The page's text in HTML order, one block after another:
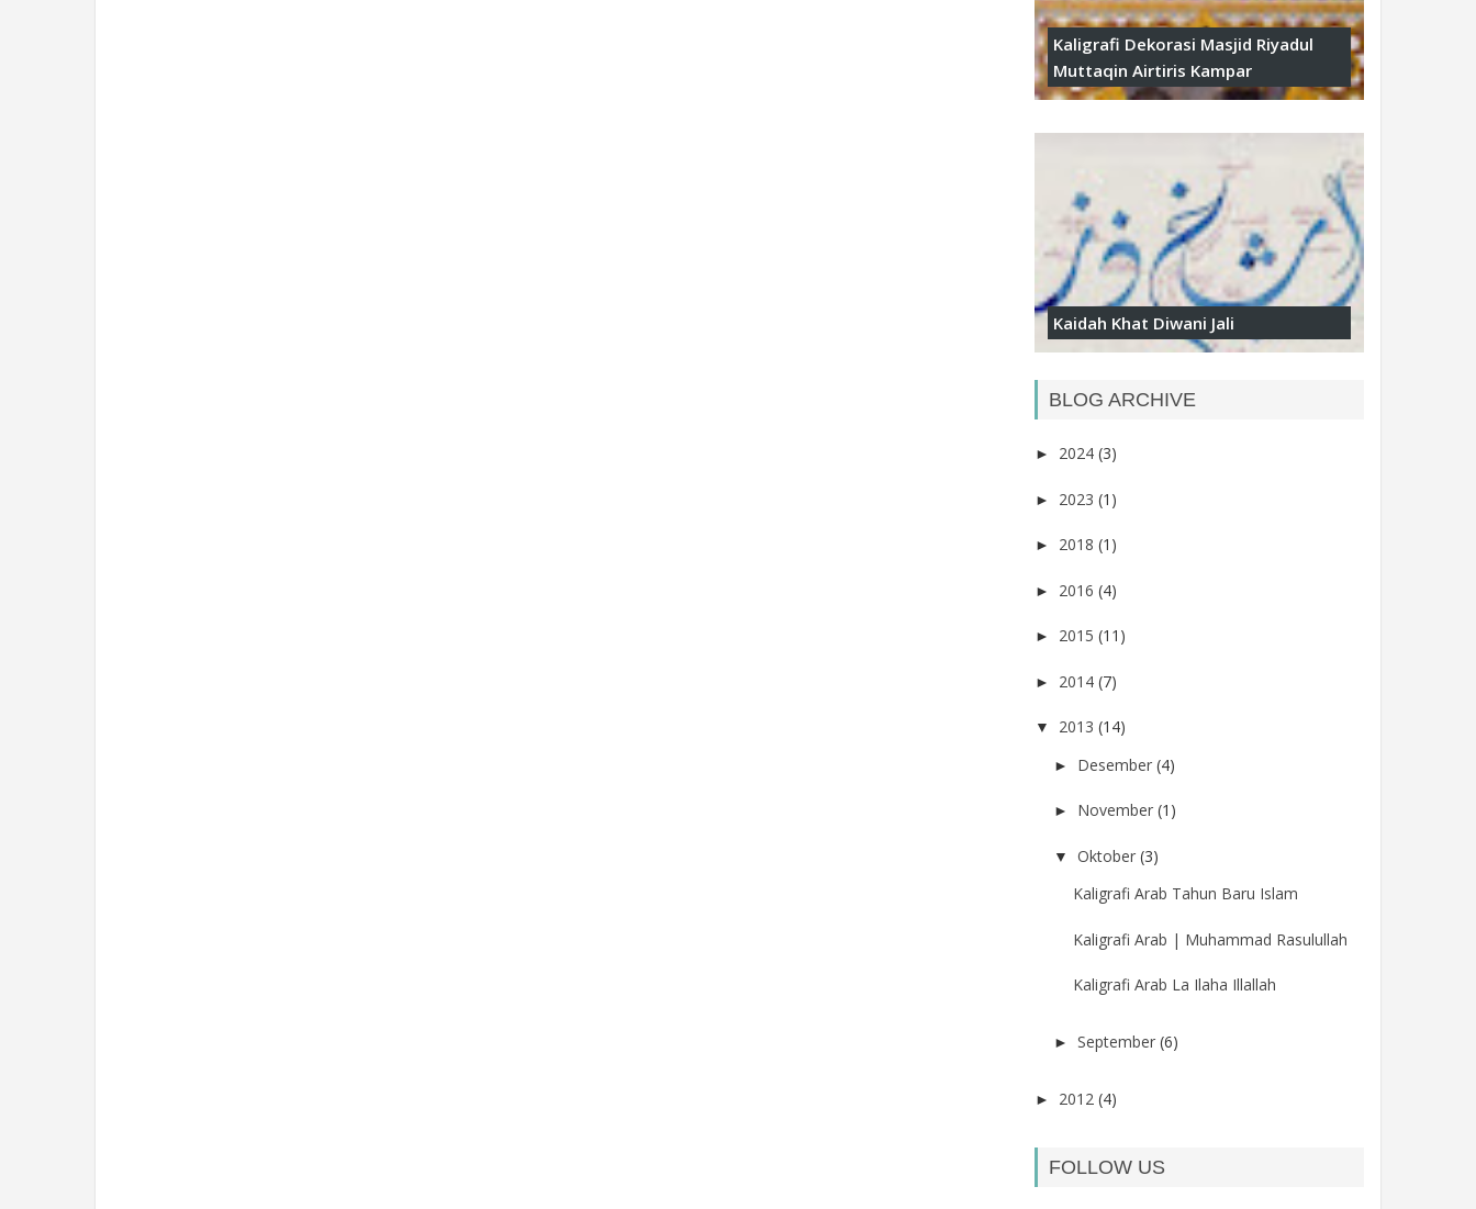
Kaligrafi Dekorasi Masjid Riyadul
Muttaqin Airtiris Kampar
Kaidah Khat Diwani Jali
BLOG ARCHIVE
► 2024 (3)
► 2023 (1)
► 2018 (1)
► 2016 (4)
► 2015 (11)
► 2014 (7)
▼ 2013 (14)
► Desember (4)
► November (1)
▼ Oktober (3)
Kaligrafi Arab Tahun Baru Islam
Kaligrafi Arab | Muhammad Rasulullah
Kaligrafi Arab La Ilaha Illallah
► September (6)
► 2012 (4)
FOLLOW US